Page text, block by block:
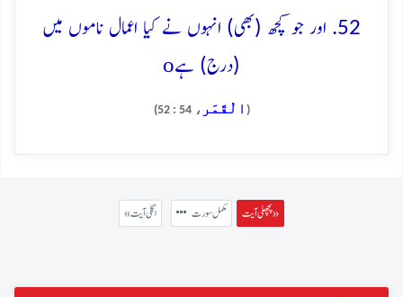
52. اور جو کچھ (بھی) انہوں نے کیا اعمال ناموں میں
(درج) ہےo
( الْقَمَر ، 54 : 52)
پچھلی آیت » مکمل سورت « اگلی آیت